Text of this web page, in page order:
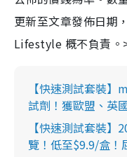
更新至文章發佈日期
Lifestyle 概不負責。
【快速測試套裝
試劑！獲歐盟、英
【快速測試套裝
覽！低至$9.9/盒